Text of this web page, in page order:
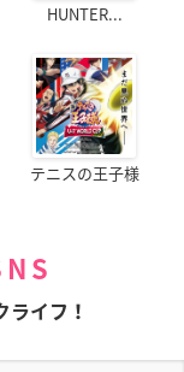
HUNTER...
テニスの王子様
ライフ！